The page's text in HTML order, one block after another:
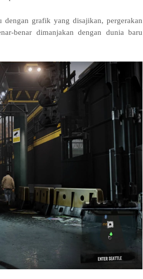
dengan grafik yang disajikan, pergerakan
benar dimanjakan dengan dunia baru